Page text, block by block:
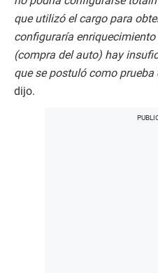
que utilizó el cargo para
configuraría
(compra del auto) hay
que se postuló como
dijo.